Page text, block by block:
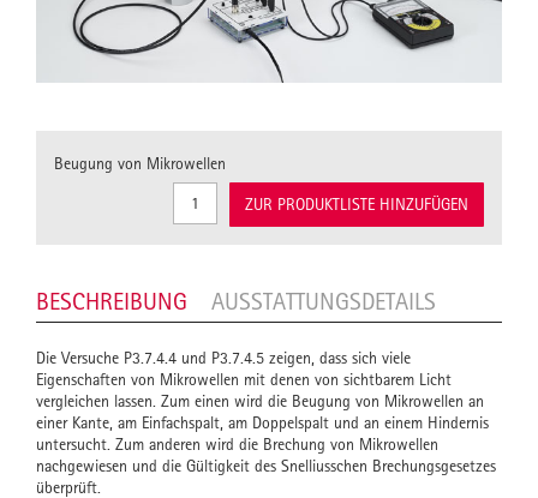
Beugung von Mikrowellen
ZUR PRODUKTLISTE HINZUFÜGEN
BESCHREIBUNG AUSSTATTUNGSDETAILS
Die Versuche P3.7.4.4 und P3.7.4.5 zeigen, dass sich viele
Eigenschaften von Mikrowellen mit denen von sichtbarem Licht
vergleichen lassen. Zum einen wird die Beugung von Mikrowellen an
einer Kante, am Einfachspalt, am Doppelspalt und an einem Hindernis
untersucht. Zum anderen wird die Brechung von Mikrowellen
nachgewiesen und die Gültigkeit des Snelliusschen Brechungsgesetzes
überprüft.